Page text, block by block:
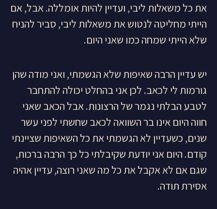
את כל משאלות ליבי, ועדיין להיות אומללה. אבל, אם
הייתי מחליטה לנטוש את משאלות ליבי, סביר להניח
שלא הייתי שמחה כמו שאני היום.
יש עדיין הרבה שאיפות שלא הגשמתי, ואני מודה שהן
גורמות לי לכאב. לכן אני בהחלט יכולה להתחבר
לטבע הבלתי נגמר של הרצונות. אבל הכאב שאני
חווה היום אינו בר השוואה לכאב שחשתי לפני עשר
שנים, כשעדיין לא הגשמתי את כל השאיפות שציינתי
קודם. היום אני יודעת שקיבלתי כל כך הרבה ברכות,
שגם אם לא אקבל את כל מה שאני רוצה, עדיין אהיה
אסירת תודה.